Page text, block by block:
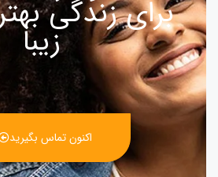
برای زندگی
زیبا
اکنون تماس بگیرید